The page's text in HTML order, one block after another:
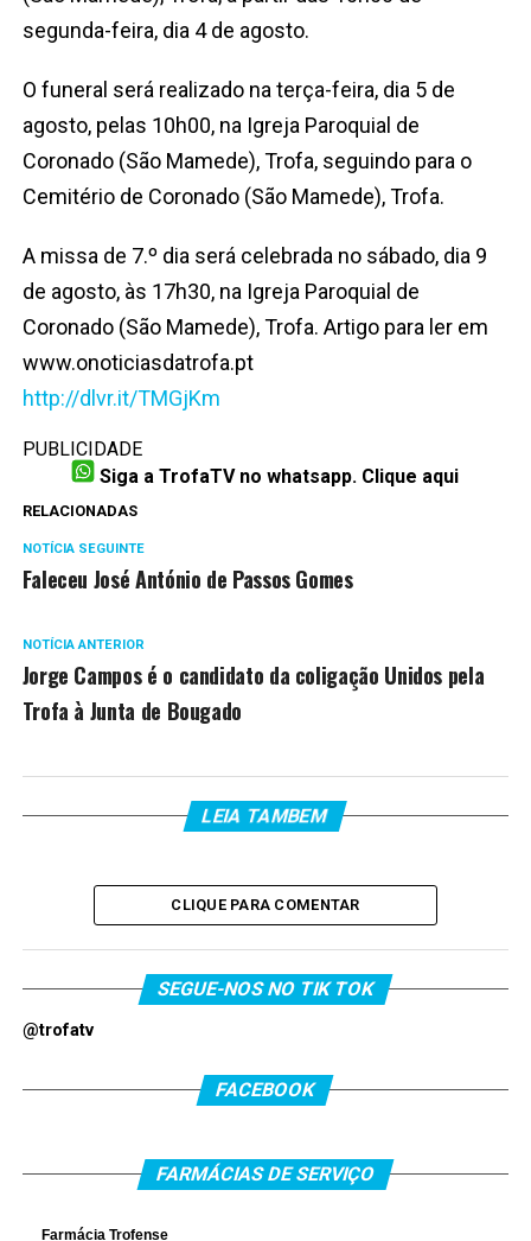
segunda-feira, dia 4 de agosto.
O funeral será realizado na terça-feira, dia 5 de
agosto, pelas 10h00, na Igreja Paroquial de
Coronado (São Mamede), Trofa, seguindo para o
Cemitério de Coronado (São Mamede), Trofa.
A missa de 7.º dia será celebrada no sábado, dia 9
de agosto, às 17h30, na Igreja Paroquial de
Coronado (São Mamede), Trofa. Artigo para ler em
www.onoticiasdatrofa.pt
http://dlvr.it/TMGjKm
PUBLICIDADE
Siga a TrofaTV no whatsapp. Clique aqui
RELACIONADAS
NOTÍCIA SEGUINTE
Faleceu José António de Passos Gomes
NOTÍCIA ANTERIOR
Jorge Campos é o candidato da coligação Unidos pela
Trofa à Junta de Bougado
LEIA TAMBEM
CLIQUE PARA COMENTAR
SEGUE-NOS NO TIK TOK
@trofatv
FACEBOOK
FARMÁCIAS DE SERVIÇO